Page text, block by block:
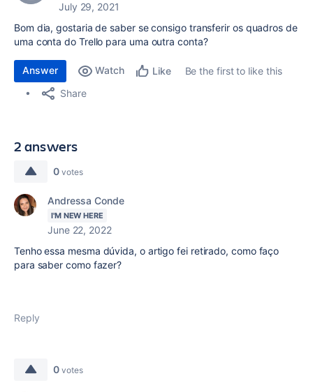
July 29, 2021
Bom dia, gostaria de saber se consigo transferir os quadros de
uma conta do Trello para uma outra conta?
Answer Watch Like
Be the first to like this
Share
2 answers
0 votes
Andressa Conde
I'M NEW HERE
June 22, 2022
Tenho essa mesma dúvida, o artigo fei retirado, como faço
para saber como fazer?
Reply
0 votes